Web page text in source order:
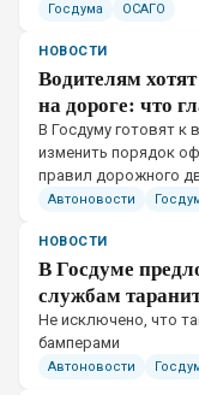
Госдума ОСАГО
НОВОСТИ
Водителям
на дороге: что
В Госдуму готовят
изменить порядок
правил дорожного
Автоновости
НОВОСТИ
В Госдуме
службам
Не исключено, что
бамперами
Автоновости